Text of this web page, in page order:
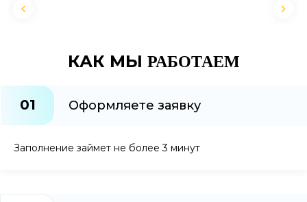
КАК МЫ РАБОТАЕМ
01 Оформляете заявку
Заполнение займет не более 3 минут